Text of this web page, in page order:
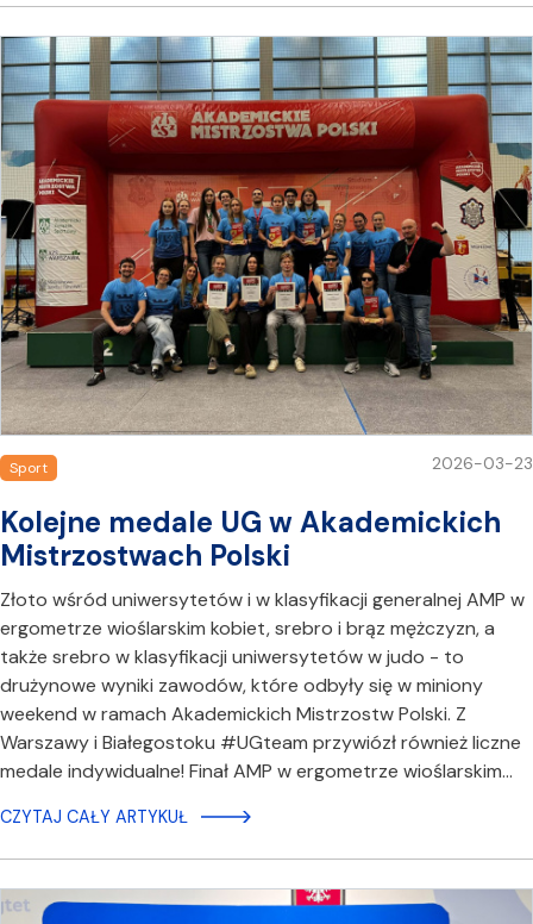
Sport 2026-03-23
Kolejne medale UG w Akademickich
Mistrzostwach Polski
Złoto wśród uniwersytetów i w klasyfikacji generalnej AMP w
ergometrze wioślarskim kobiet, srebro i brąz mężczyzn, a
także srebro w klasyfikacji uniwersytetów w judo - to
drużynowe wyniki zawodów, które odbyły się w miniony
weekend w ramach Akademickich Mistrzostw Polski. Z
Warszawy i Białegostoku #UGteam przywiózł również liczne
medale indywidualne! Finał AMP w ergometrze wioślarskim…
CZYTAJ CAŁY ARTYKUŁ